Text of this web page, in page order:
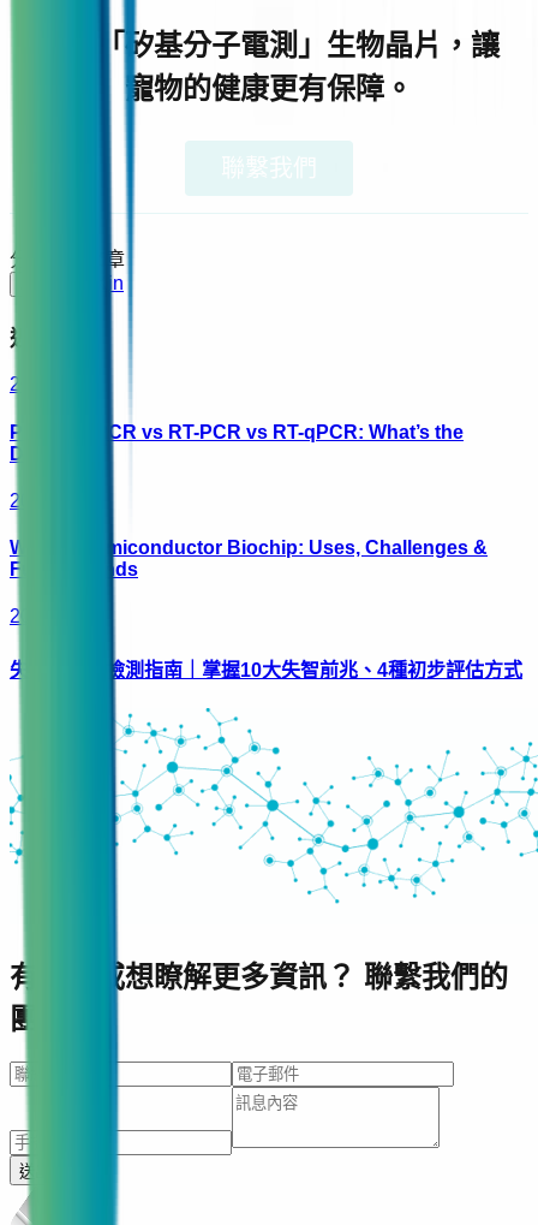
選擇「矽基分子電測」生物晶片，讓
寵物的健康更有保障。
聯繫我們
分享此篇文章
in
近期文章
2026/7/28
PCR vs qPCR vs RT-PCR vs RT-qPCR: What’s the
Difference
2026/6/28
What is Semiconductor Biochip: Uses, Challenges &
Future Trends
2026/6/3
失智症自我檢測指南｜掌握10大失智前兆、4種初步評估方式
有疑問或想瞭解更多資訊？ 聯繫我們的
團隊。
送出